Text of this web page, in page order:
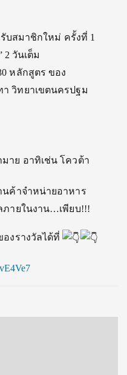
รับสมาชิกใหม่ ครั้งที่ 1
2 วันเต็ม
หลักสูตร ของ
วิทยาเขตนครปฐม
าย อาทิเช่น โควต้า
นค้าจำหน่ายอาหาร
ภายในงาน…เพียบ!!!
องรางวัลได้ที่